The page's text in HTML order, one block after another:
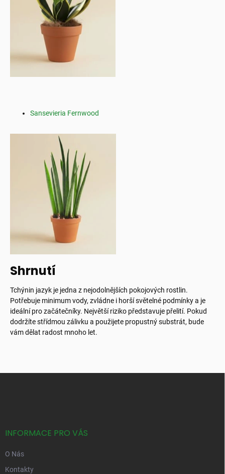
Sansevieria Fernwood
Shrnutí
Tchýnin jazyk je jedna z nejodolnějších pokojových rostlin.
Potřebuje minimum vody, zvládne i horší světelné podmínky a je
ideální pro začátečníky. Největší riziko představuje přelití. Pokud
dodržíte střídmou zálivku a použijete propustný substrát, bude
vám dělat radost mnoho let.
Z
INFORMACE PRO VÁS
O Nás
Kontakty